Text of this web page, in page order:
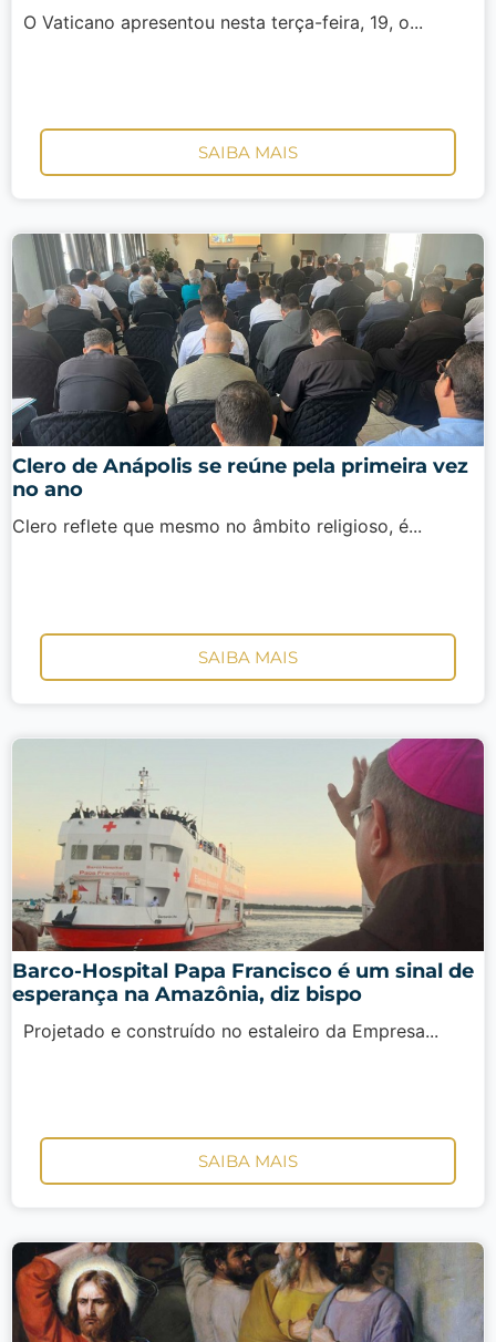
O Vaticano apresentou nesta terça-feira, 19, o...
SAIBA MAIS
Clero de Anápolis se reúne pela primeira vez
no ano
Clero reflete que mesmo no âmbito religioso, é...
SAIBA MAIS
Barco-Hospital Papa Francisco é um sinal de
esperança na Amazônia, diz bispo
Projetado e construído no estaleiro da Empresa...
SAIBA MAIS